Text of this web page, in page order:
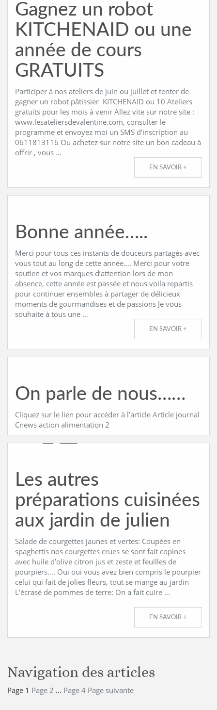
Gagnez un robot
KITCHENAID ou une
année de cours
GRATUITS
Participer à nos ateliers de juin ou juillet et tenter de
gagner un robot pâtissier KITCHENAID ou 10 Ateliers
gratuits pour les mois à venir Allez vite sur notre site :
www.lesateliersdevalentine.com, consulter le
programme et envoyez moi un SMS d’inscription au
0611813116 Ou achetez sur notre site un bon cadeau à
offrir , vous …
EN SAVOIR +
Bonne année…..
Merci pour tous ces instants de douceurs partagés avec
vous tout au long de cette année…. Merci pour votre
soutien et vos marques d’attention lors de mon
absence, cette année est passée et nous voila repartis
pour continuer ensembles à partager de délicieux
moments de gourmandises et de passions Je vous
souhaite à tous une …
EN SAVOIR +
On parle de nous……
Cliquez sur le lien pour accéder à l’article Article journal
Cnews action alimentation 2
Les autres
préparations cuisinées
aux jardin de julien
Salade de courgettes jaunes et vertes: Coupées en
spaghettis nos courgettes crues se sont fait copines
avec huile d’olive citron jus et zeste et feuilles de
pourpiers…. Oui oui vous avez bien compris le pourpier
celui qui fait de jolies fleurs, tout se mange au jardin
L’écrasé de pommes de terre: On a fait cuire …
EN SAVOIR +
Navigation des articles
Page 1 Page 2 … Page 4 Page suivante